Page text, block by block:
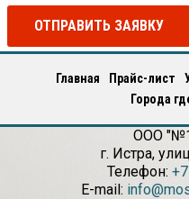
ОТПРАВИТЬ ЗАЯВКУ
Главная Прайс-лист
Города
ООО "№1
г. Истра,
Телефон:
E-mail: